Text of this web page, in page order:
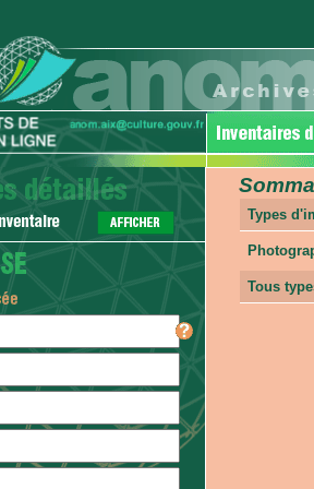
Types
Tous